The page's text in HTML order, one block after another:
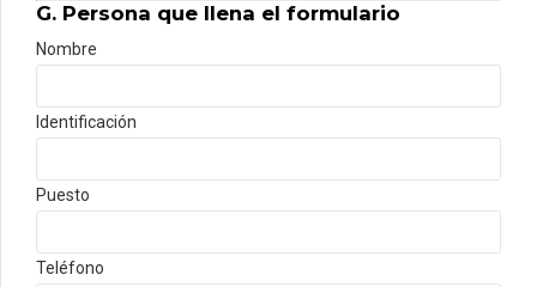
G. Persona que llena el formulario
Nombre
Identificación
Puesto
Teléfono